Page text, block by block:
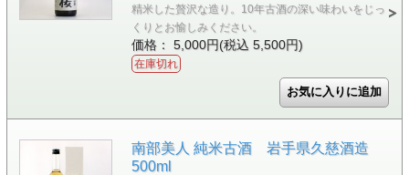
精米した贅沢な造り。10年古酒の深い味わいをじっ
くりとお愉しみください。
価格： 5,000円(税込 5,500円)
在庫切れ
南部美人 純米古酒 岩手県久慈酒造
500ml